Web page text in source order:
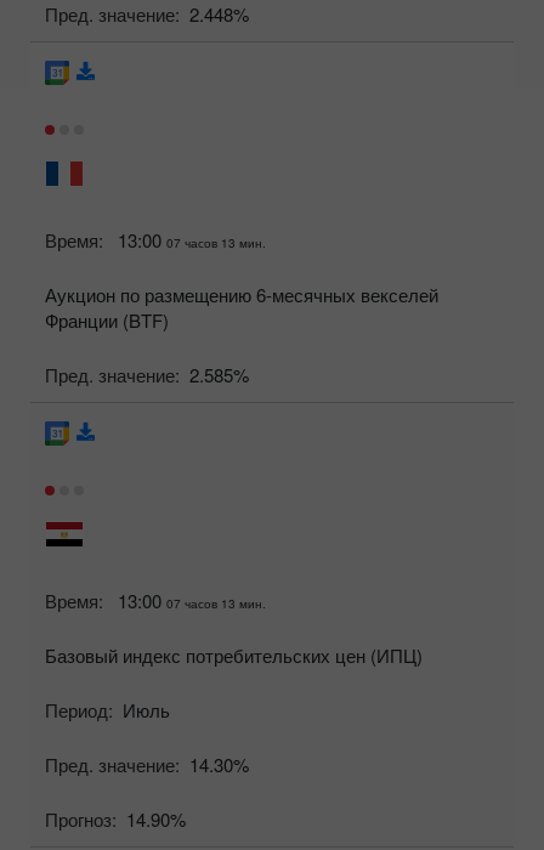
Пред. значение: 2.448%
Время: 13:00 07 часов 13 мин.
Аукцион по размещению 6-месячных векселей
Франции (BTF)
Пред. значение: 2.585%
Время: 13:00 07 часов 13 мин.
Базовый индекс потребительских цен (ИПЦ)
Период: Июль
Пред. значение: 14.30%
Прогноз: 14.90%